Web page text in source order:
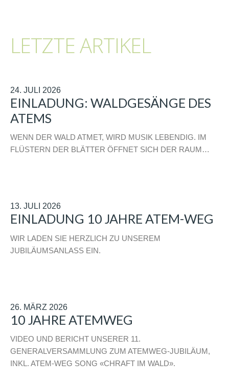
LETZTE ARTIKEL
24. JULI 2026
EINLADUNG: WALDGESÄNGE DES
ATEMS
WENN DER WALD ATMET, WIRD MUSIK LEBENDIG. IM
FLÜSTERN DER BLÄTTER ÖFFNET SICH DER RAUM…
13. JULI 2026
EINLADUNG 10 JAHRE ATEM-WEG
WIR LADEN SIE HERZLICH ZU UNSEREM
JUBILÄUMSANLASS EIN.
26. MÄRZ 2026
10 JAHRE ATEMWEG
VIDEO UND BERICHT UNSERER 11.
GENERALVERSAMMLUNG ZUM ATEMWEG-JUBILÄUM,
INKL. ATEM-WEG SONG «CHRAFT IM WALD».